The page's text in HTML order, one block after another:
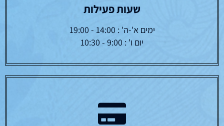
שעות פעילות
ימים א'-ה' : 14:00 - 19:00
יום ו' : 9:00 - 10:30